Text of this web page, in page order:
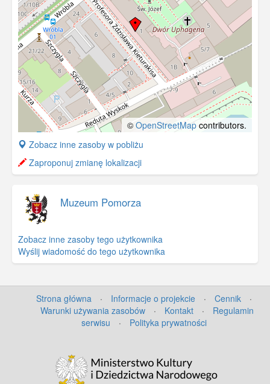
© OpenStreetMap contributors.
+
−
Zobacz inne zasoby w pobliżu
Zaproponuj zmianę lokalizacji
Muzeum Pomorza
Zobacz inne zasoby tego użytkownika
Wyślij wiadomość do tego użytkownika
Strona główna · Informacje o projekcie · Cennik
·
Warunki używania zasobów
· Kontakt ·
Regulamin
serwisu
· Polityka prywatności